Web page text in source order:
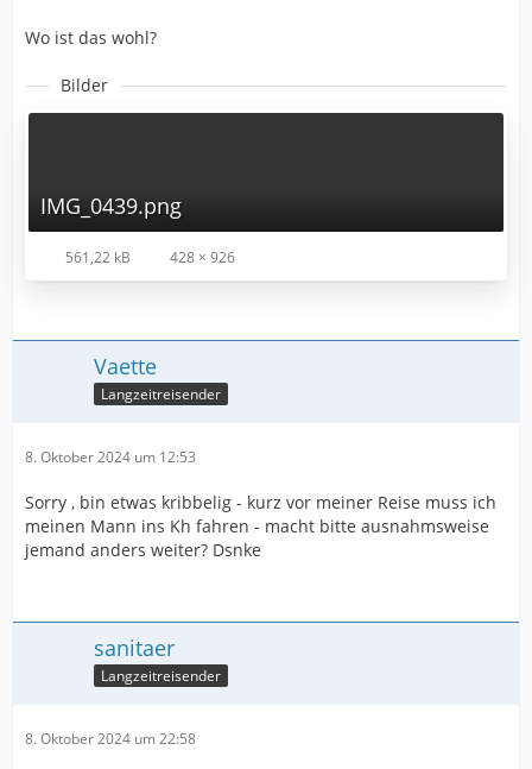
Wo ist das wohl?
Bilder
IMG_0439.png
561,22 kB 428 × 926
Vaette
Langzeitreisender
8. Oktober 2024 um 12:53
Sorry , bin etwas kribbelig - kurz vor meiner Reise muss ich
meinen Mann ins Kh fahren - macht bitte ausnahmsweise
jemand anders weiter? Dsnke
sanitaer
Langzeitreisender
8. Oktober 2024 um 22:58